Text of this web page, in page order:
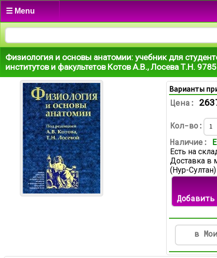
☰ Menu
Физиология и основы анатомии: учебник для
институтов и факультетов Котов А.В., Лосева Т.Н.
Варианты
Цена:
Кол-во:
Наличие:
Есть на
Доставка в
(Нур-
в